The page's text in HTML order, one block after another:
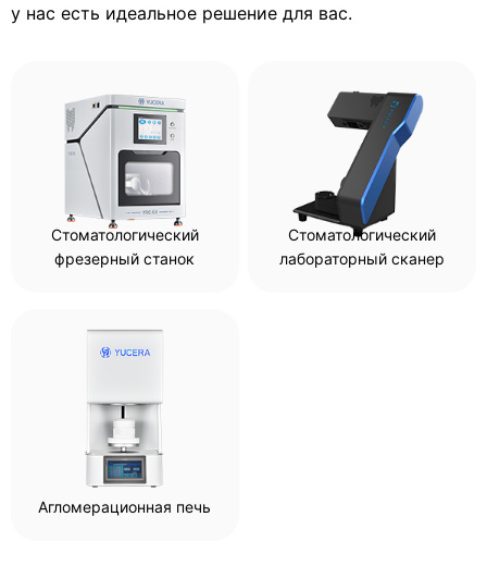
у нас есть идеальное решение для вас.
Стоматологический
фрезерный станок
Стоматологический
лабораторный сканер
Агломерационная печь